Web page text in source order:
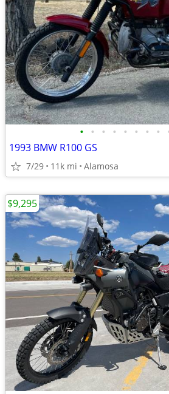
• • • • • • • •
1993 BMW R100 GS
7/29 11k mi Alamosa
$9,295